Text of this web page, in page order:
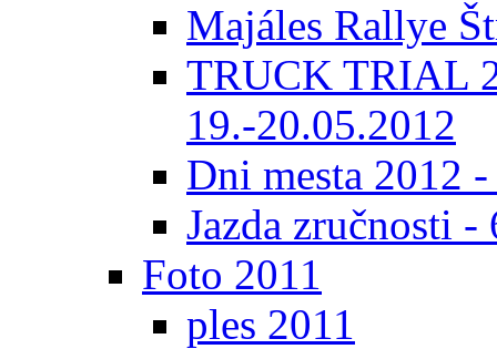
Majáles Rallye
TRUCK TRIAL
19.-20.05.2012
Dni mesta 2012
Jazda zručnosti
Foto 2011
ples 2011